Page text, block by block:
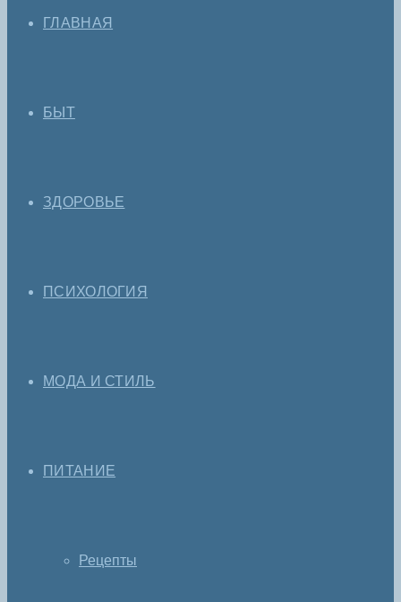
ГЛАВНАЯ
БЫТ
ЗДОРОВЬЕ
ПСИХОЛОГИЯ
МОДА И СТИЛЬ
ПИТАНИЕ
Рецепты